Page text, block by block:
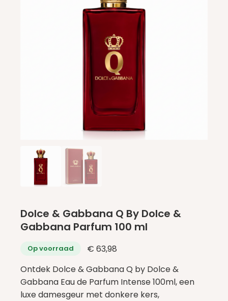
Dolce & Gabbana Q By Dolce &
Gabbana Parfum 100 ml
Op voorraad € 63,98
Ontdek Dolce & Gabbana Q by Dolce &
Gabbana Eau de Parfum Intense 100ml, een
luxe damesgeur met donkere kers,